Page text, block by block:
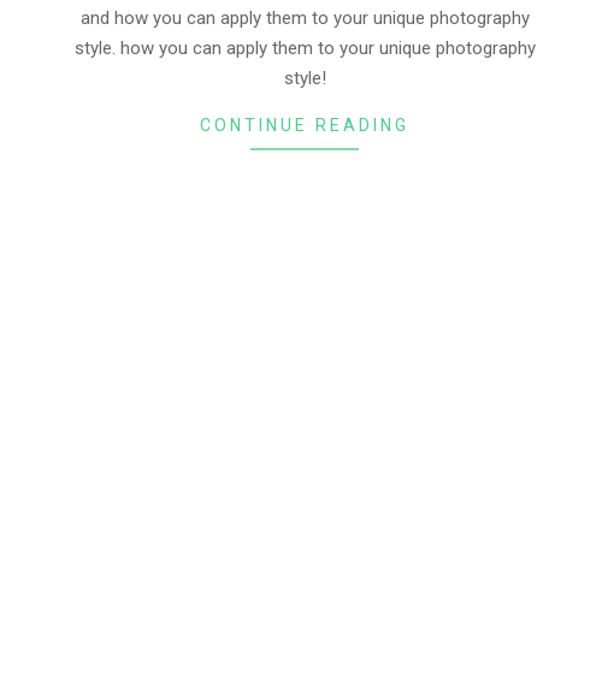
and how you can apply them to your unique photography
style. how you can apply them to your unique photography
style!
CONTINUE READING